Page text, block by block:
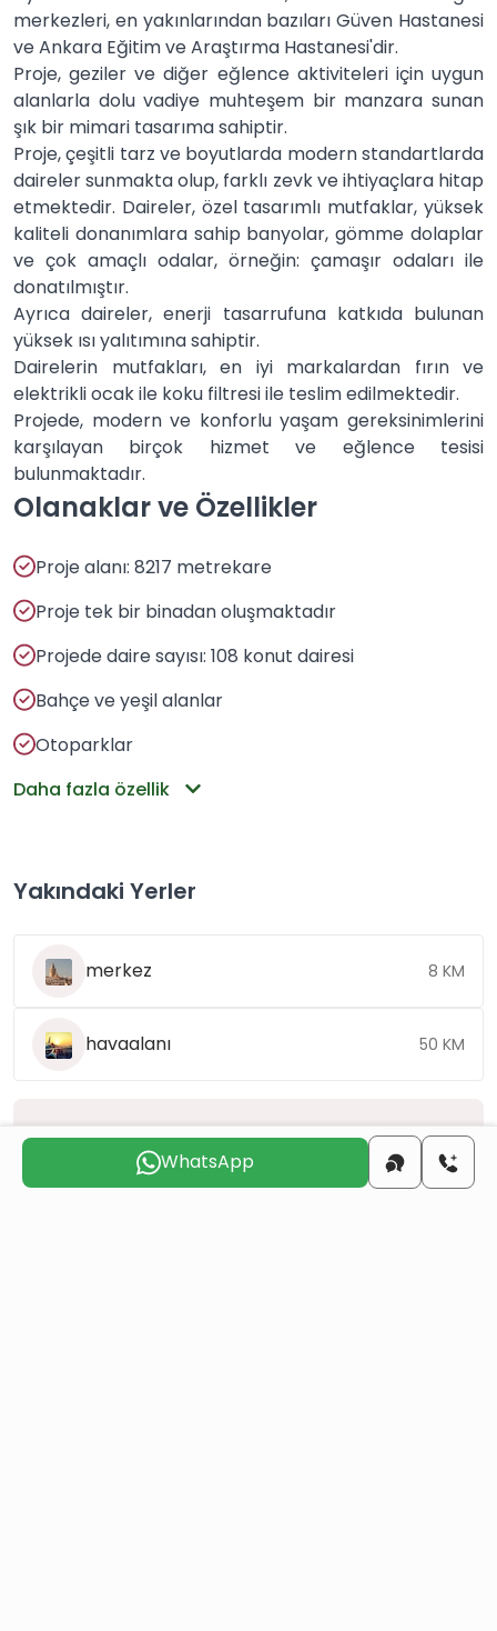
merkezleri, en yakınlarından bazıları Güven Hastanesi
ve Ankara Eğitim ve Araştırma Hastanesi'dir.
Proje, geziler ve diğer eğlence aktiviteleri için uygun
alanlarla dolu vadiye muhteşem bir manzara sunan
şık bir mimari tasarıma sahiptir.
Proje, çeşitli tarz ve boyutlarda modern standartlarda
daireler sunmakta olup, farklı zevk ve ihtiyaçlara hitap
etmektedir. Daireler, özel tasarımlı mutfaklar, yüksek
kaliteli donanımlara sahip banyolar, gömme dolaplar
ve çok amaçlı odalar, örneğin: çamaşır odaları ile
donatılmıştır.
Ayrıca daireler, enerji tasarrufuna katkıda bulunan
yüksek ısı yalıtımına sahiptir.
Dairelerin mutfakları, en iyi markalardan fırın ve
elektrikli ocak ile koku filtresi ile teslim edilmektedir.
Projede, modern ve konforlu yaşam gereksinimlerini
karşılayan birçok hizmet ve eğlence tesisi
bulunmaktadır.
Olanaklar ve Özellikler
Proje alanı: 8217 metrekare
Proje tek bir binadan oluşmaktadır
Projede daire sayısı: 108 konut dairesi
Bahçe ve yeşil alanlar
Otoparklar
Daha fazla özellik
Yakındaki Yerler
merkez 8 KM
havaalanı 50 KM
Sizinleiletişime geçmekiçin uygun günü seçin
Pts Sal Çar Per Cum Cts
WhatsApp